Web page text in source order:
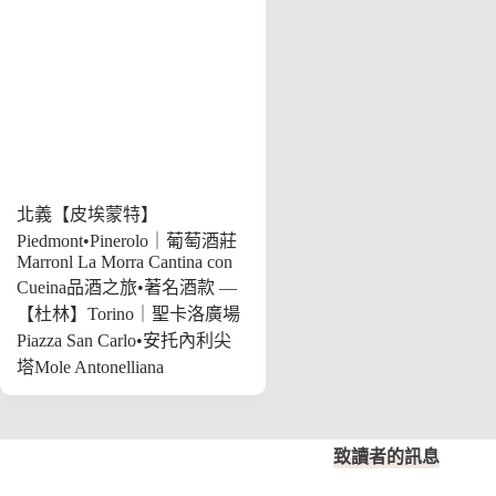
北義【皮埃蒙特】
Piedmont•Pinerolo｜葡萄酒莊
Marronl La Morra Cantina con
Cueina品酒之旅•著名酒款 —
【杜林】Torino｜聖卡洛廣場
Piazza San Carlo•安托內利尖
塔Mole Antonelliana
致讀者的訊息